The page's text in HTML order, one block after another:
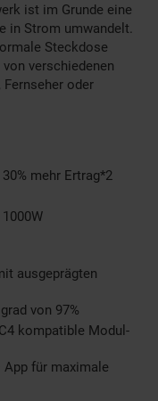
ist im Grunde eine
in Strom umwandelt.
Steckdose
verschiedenen
oder
mehr Ertrag*2
ausgeprägten
von 97%
kompatible Modul-
für maximale